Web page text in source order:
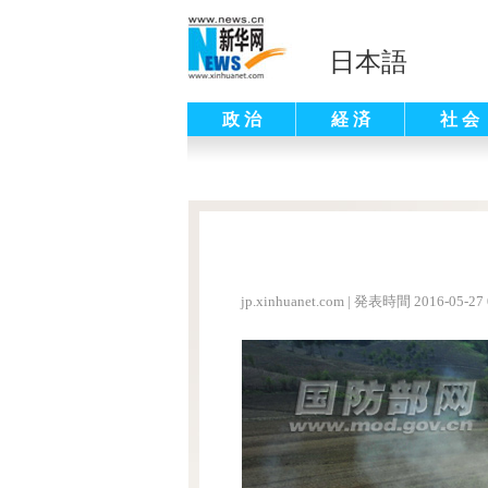
日本語
政 治 経 済 社 会
jp.xinhuanet.com | 発表時間 2016-05-